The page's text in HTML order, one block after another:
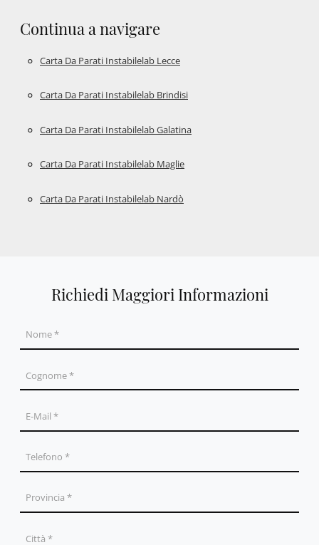
Continua a navigare
Carta Da Parati Instabilelab Lecce
Carta Da Parati Instabilelab Brindisi
Carta Da Parati Instabilelab Galatina
Carta Da Parati Instabilelab Maglie
Carta Da Parati Instabilelab Nardò
Richiedi Maggiori Informazioni